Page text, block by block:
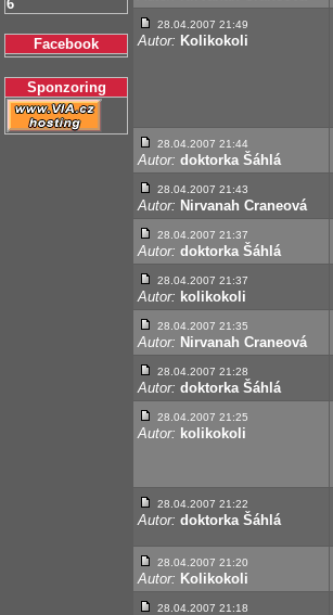
6
Facebook
Sponzoring
28.04.2007 21:49
Autor: Kolikokoli
28.04.2007 21:44
Autor: doktorka Šáhlá
28.04.2007 21:43
Autor: Nirvanah Craneová
28.04.2007 21:37
Autor: doktorka Šáhlá
28.04.2007 21:37
Autor: kolikokoli
28.04.2007 21:35
Autor: Nirvanah Craneová
28.04.2007 21:28
Autor: doktorka Šáhlá
28.04.2007 21:25
Autor: kolikokoli
28.04.2007 21:22
Autor: doktorka Šáhlá
28.04.2007 21:20
Autor: Kolikokoli
28.04.2007 21:18